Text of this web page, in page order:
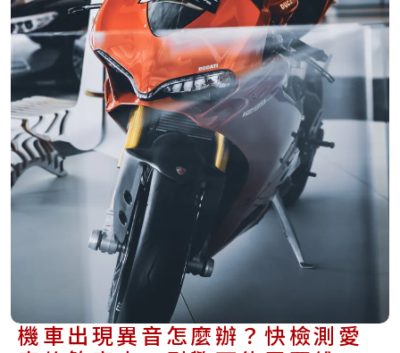
機車出現異音怎麼辦？快檢測愛